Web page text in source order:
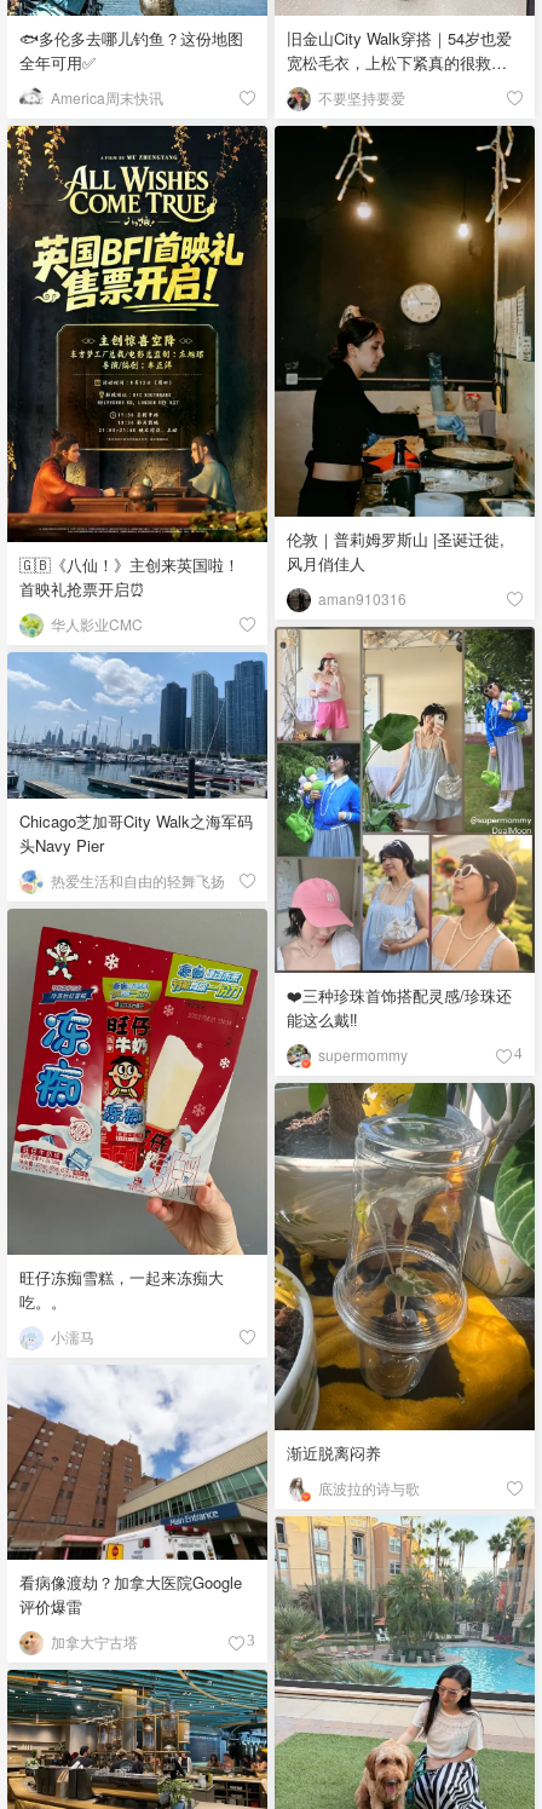
🐟多伦多去哪儿钓鱼？这份地图
全年可用✅
America周末快讯
旧金山City Walk穿搭｜54岁也爱
宽松毛衣，上松下紧真的很救比
例
不要坚持要爱
🇬🇧《八仙！》主创来英国啦！
首映礼抢票开启⏰
华人影业CMC
伦敦｜普莉姆罗斯山 |圣诞迁徙,
风月俏佳人
aman910316
❤️三种珍珠首饰搭配灵感/珍珠还
能这么戴‼️
supermommy 4
Chicago芝加哥City Walk之海军码
头Navy Pier
热爱生活和自由的轻舞飞扬
旺仔冻痴雪糕，一起来冻痴大
吃。。
小濡马
渐近脱离闷养
底波拉的诗与歌
看病像渡劫？加拿大医院Google
评价爆雷
加拿大宁古塔 3